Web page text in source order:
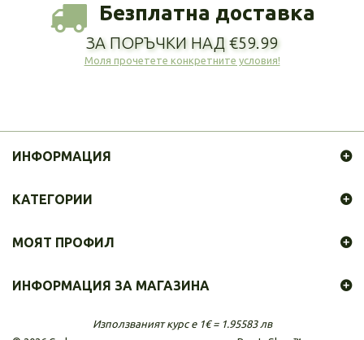
Безплатна доставка
ЗА ПОРЪЧКИ НАД €59.99
Моля прочетете конкретните условия!
ИНФОРМАЦИЯ
КАТЕГОРИИ
МОЯТ ПРОФИЛ
ИНФОРМАЦИЯ ЗА МАГАЗИНА
Използваният курс е 1€ = 1.95583 лв